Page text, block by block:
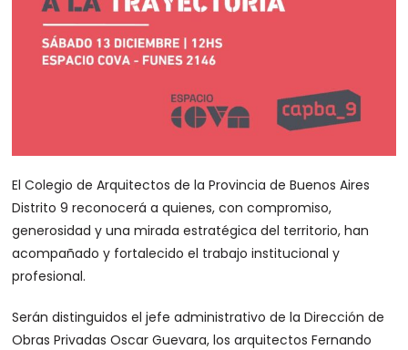
El Colegio de Arquitectos de la Provincia de Buenos Aires
Distrito 9 reconocerá a quienes, con compromiso,
generosidad y una mirada estratégica del territorio, han
acompañado y fortalecido el trabajo institucional y
profesional.
Serán distinguidos el jefe administrativo de la Dirección de
Obras Privadas Oscar Guevara, los arquitectos Fernando